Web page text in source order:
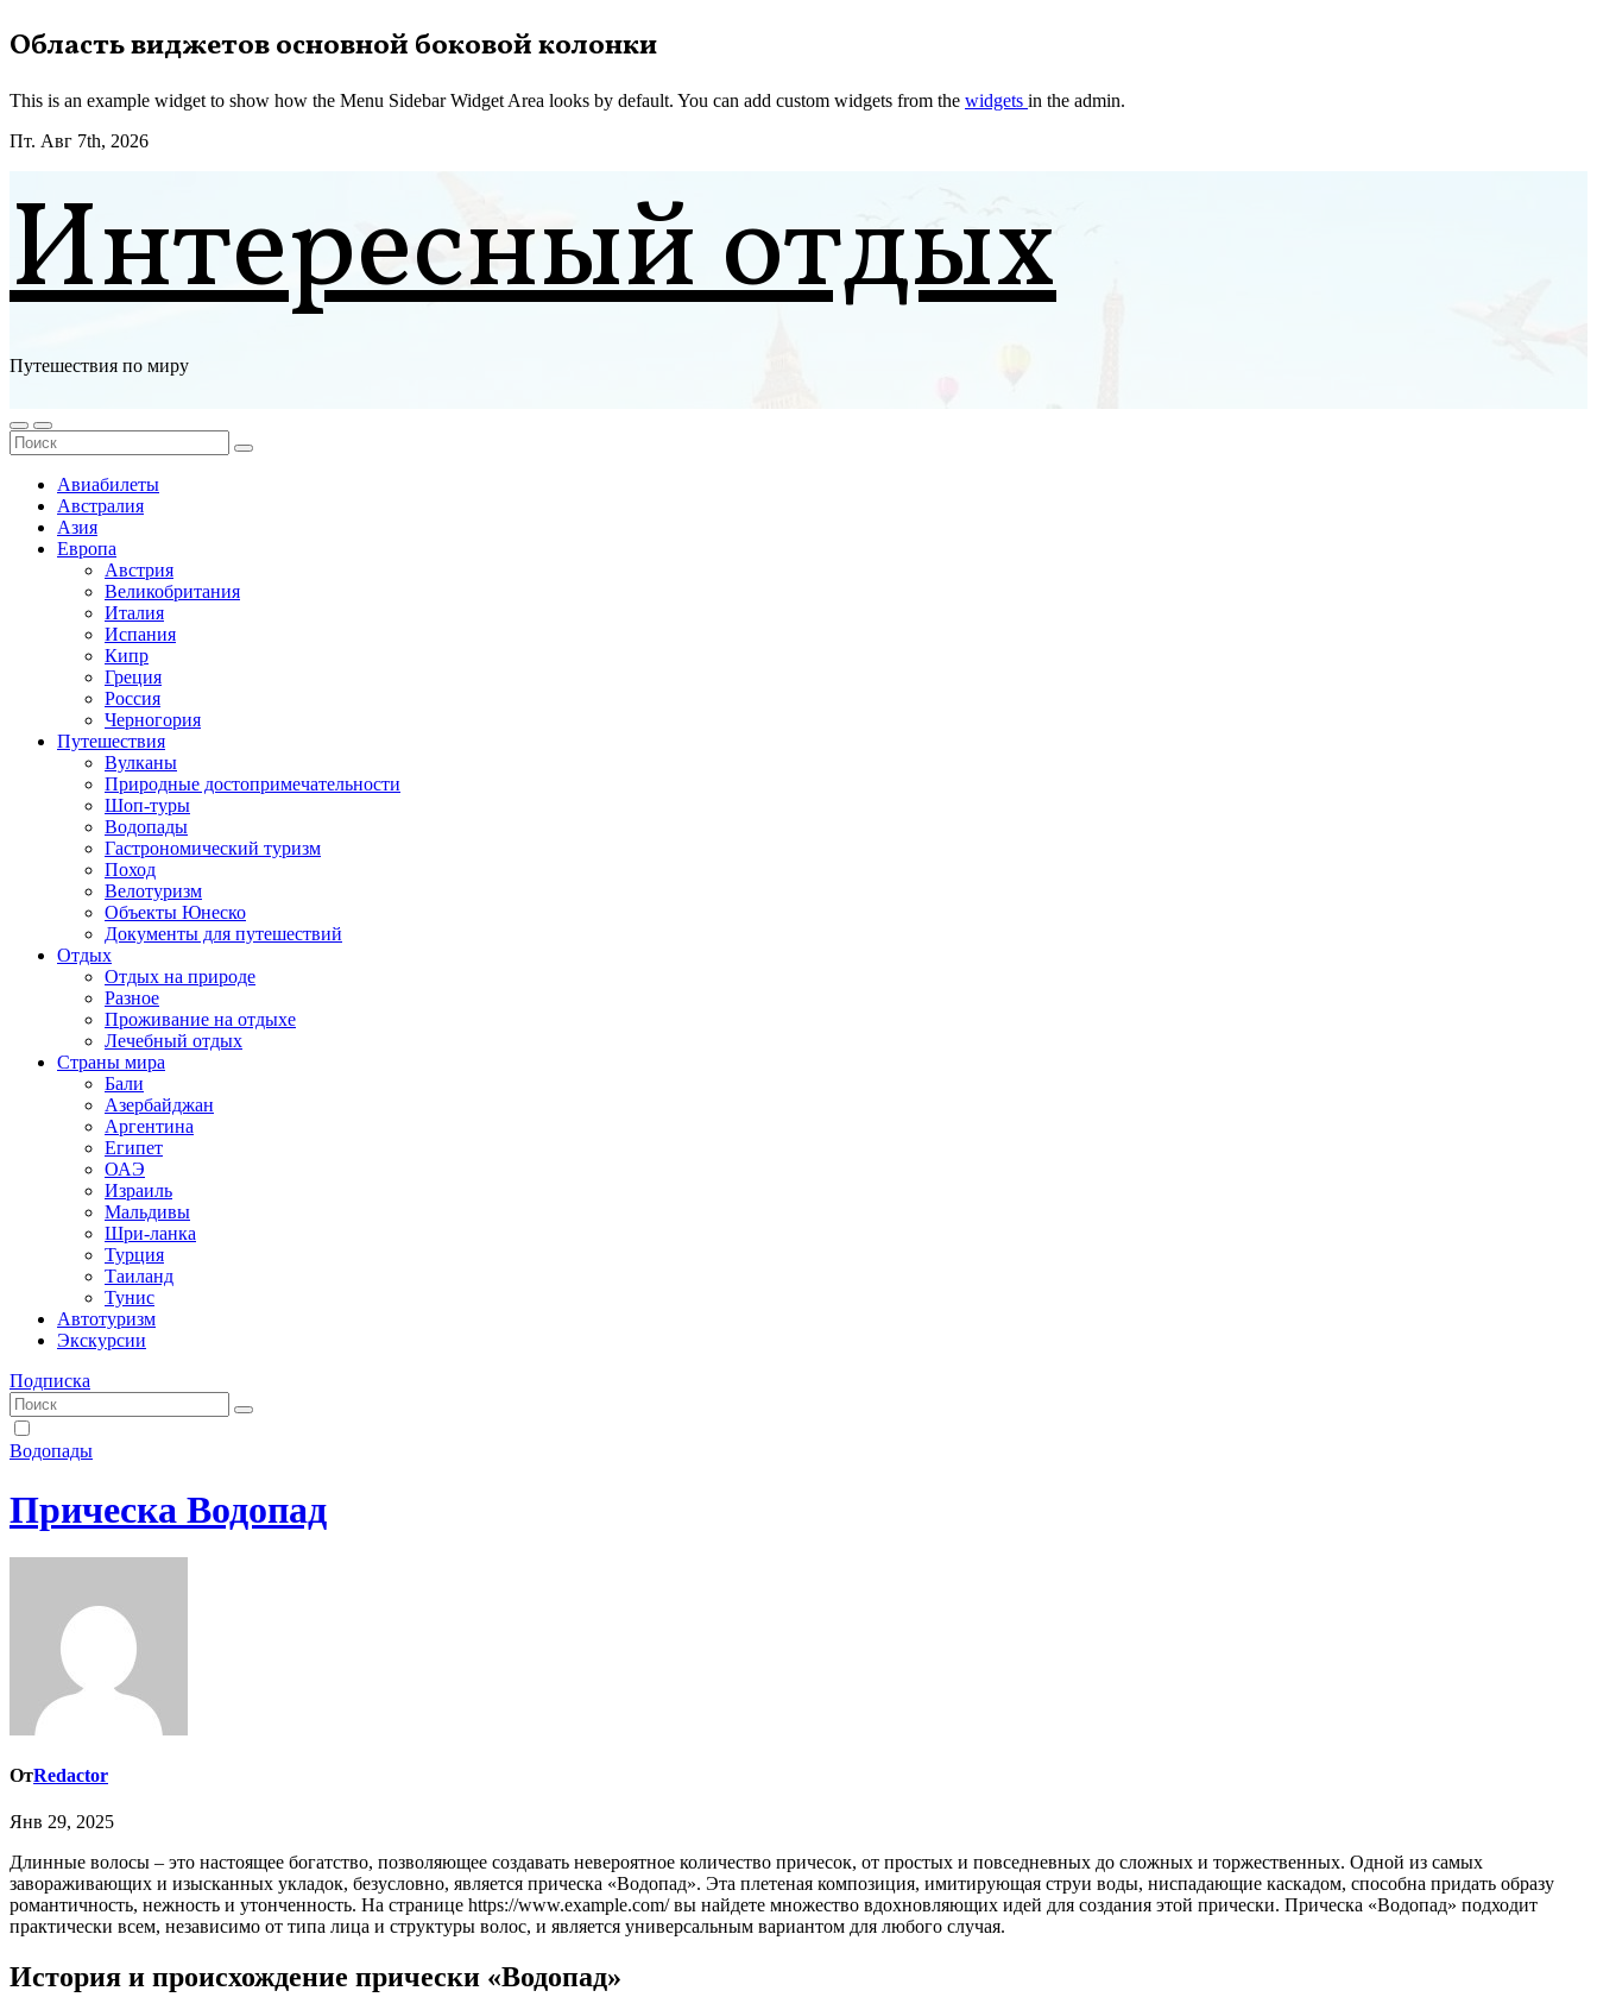
Перейти
к
Область виджетов основной боковой колонки
This is an example widget to show how the Menu Sidebar Widget Area looks by default. You can add custom widgets from the widgets in the admin.
Пт. Авг 7th, 2026
Интересный отдых
Путешествия по миру
Авиабилеты
Австралия
Азия
Европа
Австрия
Великобритания
Италия
Испания
Кипр
Греция
Россия
Черногория
Путешествия
Вулканы
Природные достопримечательности
Шоп-туры
Водопады
Гастрономический туризм
Поход
Велотуризм
Объекты Юнеско
Документы для путешествий
Отдых
Отдых на природе
Разное
Проживание на отдыхе
Лечебный отдых
Страны мира
Бали
Азербайджан
Аргентина
Египет
ОАЭ
Израиль
Мальдивы
Шри-ланка
Турция
Таиланд
Тунис
Автотуризм
Экскурсии
Подписка
Водопады
Прическа Водопад
ОтRedactor
Янв 29, 2025
Длинные волосы – это настоящее богатство, позволяющее создавать невероятное количество причесок, от простых и повседневных до сложных и торжественных. Одной из самых
завораживающих и изысканных укладок, безусловно, является прическа «Водопад». Эта плетеная композиция, имитирующая струи воды, ниспадающие каскадом, способна придать образу
романтичность, нежность и утонченность. На странице https://www.example.com/ вы найдете множество вдохновляющих идей для создания этой прически. Прическа «Водопад» подходит
практически всем, независимо от типа лица и структуры волос, и является универсальным вариантом для любого случая.
История и происхождение прически «Водопад»